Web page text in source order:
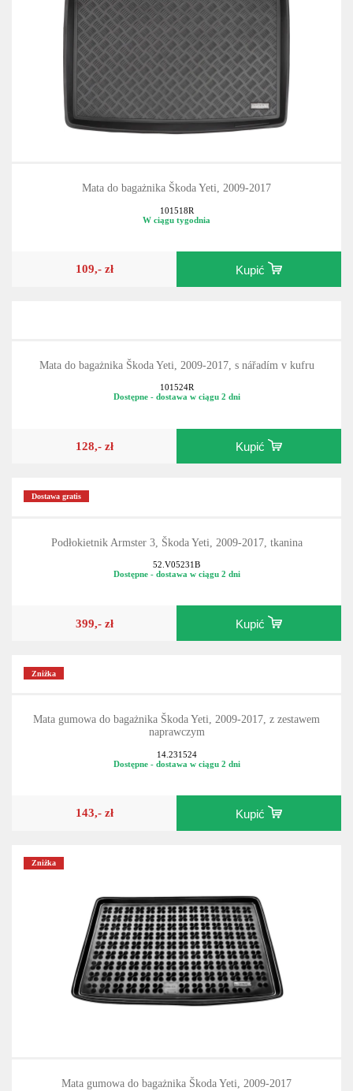
Mata do bagażnika Škoda Yeti, 2009-2017
101518R
W ciągu tygodnia
109,- zł Kupić
Mata do bagażnika Škoda Yeti, 2009-2017, s nářadím v kufru
101524R
Dostępne - dostawa w ciągu 2 dni
128,- zł Kupić
Dostawa gratis
Podłokietnik Armster 3, Škoda Yeti, 2009-2017, tkanina
52.V05231B
Dostępne - dostawa w ciągu 2 dni
399,- zł Kupić
Zniżka
Mata gumowa do bagażnika Škoda Yeti, 2009-2017, z zestawem
naprawczym
14.231524
Dostępne - dostawa w ciągu 2 dni
143,- zł Kupić
Zniżka
Mata gumowa do bagażnika Škoda Yeti, 2009-2017